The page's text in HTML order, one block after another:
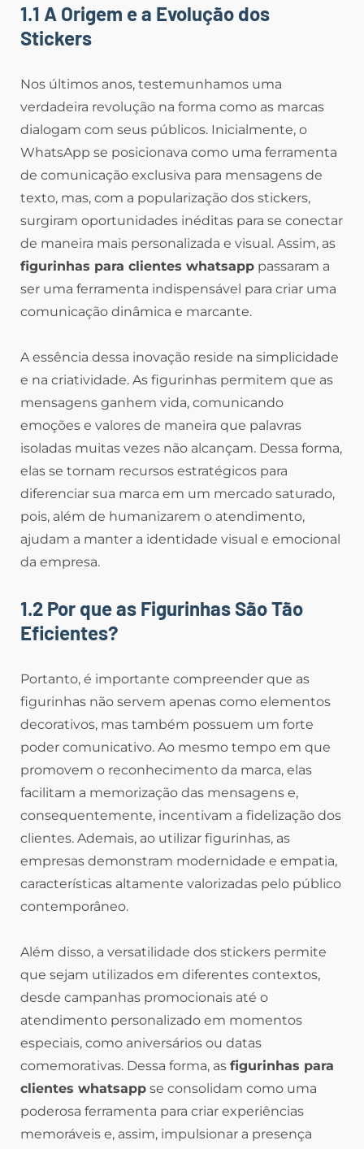
1.1 A Origem e a Evolução dos
Stickers
Nos últimos anos, testemunhamos uma
verdadeira revolução na forma como as marcas
dialogam com seus públicos. Inicialmente, o
WhatsApp se posicionava como uma ferramenta
de comunicação exclusiva para mensagens de
texto, mas, com a popularização dos stickers,
surgiram oportunidades inéditas para se conectar
de maneira mais personalizada e visual. Assim, as
figurinhas para clientes whatsapp passaram a
ser uma ferramenta indispensável para criar uma
comunicação dinâmica e marcante.
A essência dessa inovação reside na simplicidade
e na criatividade. As figurinhas permitem que as
mensagens ganhem vida, comunicando
emoções e valores de maneira que palavras
isoladas muitas vezes não alcançam. Dessa forma,
elas se tornam recursos estratégicos para
diferenciar sua marca em um mercado saturado,
pois, além de humanizarem o atendimento,
ajudam a manter a identidade visual e emocional
da empresa.
1.2 Por que as Figurinhas São Tão
Eficientes?
Portanto, é importante compreender que as
figurinhas não servem apenas como elementos
decorativos, mas também possuem um forte
poder comunicativo. Ao mesmo tempo em que
promovem o reconhecimento da marca, elas
facilitam a memorização das mensagens e,
consequentemente, incentivam a fidelização dos
clientes. Ademais, ao utilizar figurinhas, as
empresas demonstram modernidade e empatia,
características altamente valorizadas pelo público
contemporâneo.
Além disso, a versatilidade dos stickers permite
que sejam utilizados em diferentes contextos,
desde campanhas promocionais até o
atendimento personalizado em momentos
especiais, como aniversários ou datas
comemorativas. Dessa forma, as figurinhas para
clientes whatsapp se consolidam como uma
poderosa ferramenta para criar experiências
memoráveis e, assim, impulsionar a presença